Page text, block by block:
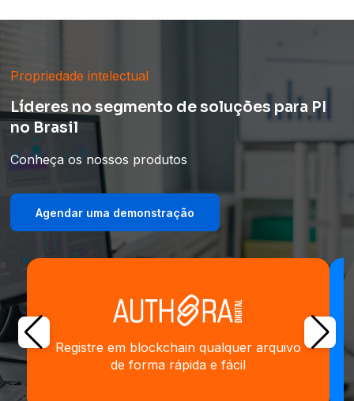
Propriedade intelectual
Líderes no segmento de soluções para PI
no Brasil
Conheça os nossos produtos
Agendar uma demonstração
Registre em blockchain qualquer arquivo
de forma rápida e fácil